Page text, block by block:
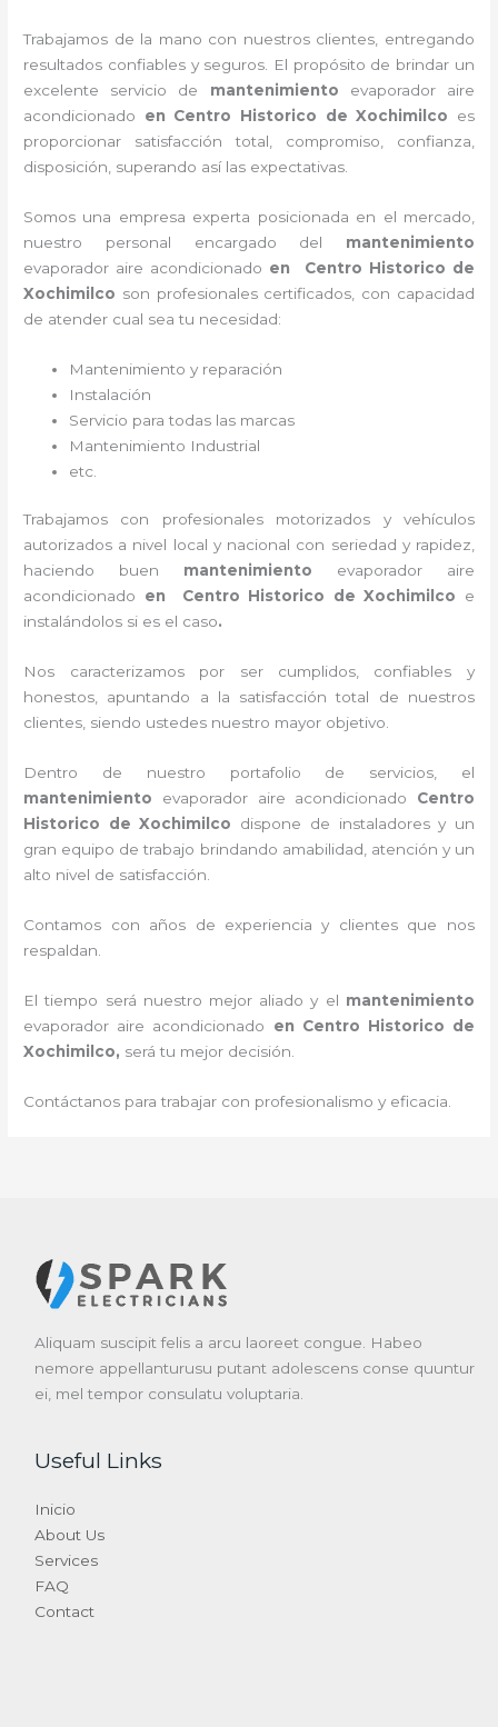
Trabajamos de la mano con nuestros clientes, entregando
resultados confiables y seguros. El propósito de brindar un
excelente servicio de mantenimiento evaporadoraire
acondicionado en Centro Historico de Xochimilco
es
proporcionar satisfacción total, compromiso, confianza,
disposición, superando así las expectativas.
Somos una empresa experta posicionada en el mercado,
nuestro personal encargado del mantenimiento
evaporador aire acondicionado en Centro Historico de
Xochimilco son profesionales certificados, con capacidad
de atender cual sea tu necesidad:
Mantenimiento y reparación
Instalación
Servicio para todas las marcas
Mantenimiento Industrial
etc.
Trabajamos con profesionales motorizados y vehículos
autorizados a nivel local y nacional con seriedad y rapidez,
haciendo buen mantenimiento evaporadoraire
acondicionado en Centro Historico de Xochimilco e
instalándolos si es el caso.
Nos caracterizamos por ser cumplidos, confiables y
honestos, apuntando a la satisfacción total de nuestros
clientes, siendo ustedes nuestro mayor objetivo.
Dentro de nuestro portafolio de servicios, el
mantenimiento evaporadoraire acondicionado Centro
Historico de Xochimilco dispone de instaladores y un
gran equipo de trabajo brindando amabilidad, atención y un
alto nivel de satisfacción.
Contamos con años de experiencia y clientes que nos
respaldan.
El tiempo será nuestro mejor aliado y el mantenimiento
evaporador aire acondicionado en Centro Historico de
Xochimilco, será tu mejor decisión.
Contáctanos para trabajar con profesionalismo y eficacia.
Aliquam suscipit felis a arcu laoreet congue. Habeo
nemore appellanturusu putant adolescens conse quuntur
ei, mel tempor consulatu voluptaria.
Useful Links
Inicio
About Us
Services
FAQ
Contact